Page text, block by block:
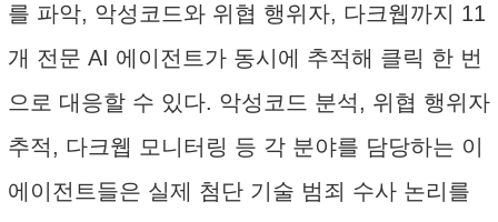
를 파악, 악성코드와 위협 행위자, 다크웹까지 11
개 전문 AI 에이전트가 동시에 추적해 클릭 한 번
으로 대응할 수 있다. 악성코드 분석, 위협 행위자
추적, 다크웹 모니터링 등 각 분야를 담당하는 이
에이전트들은 실제 첨단 기술 범죄 수사 논리를